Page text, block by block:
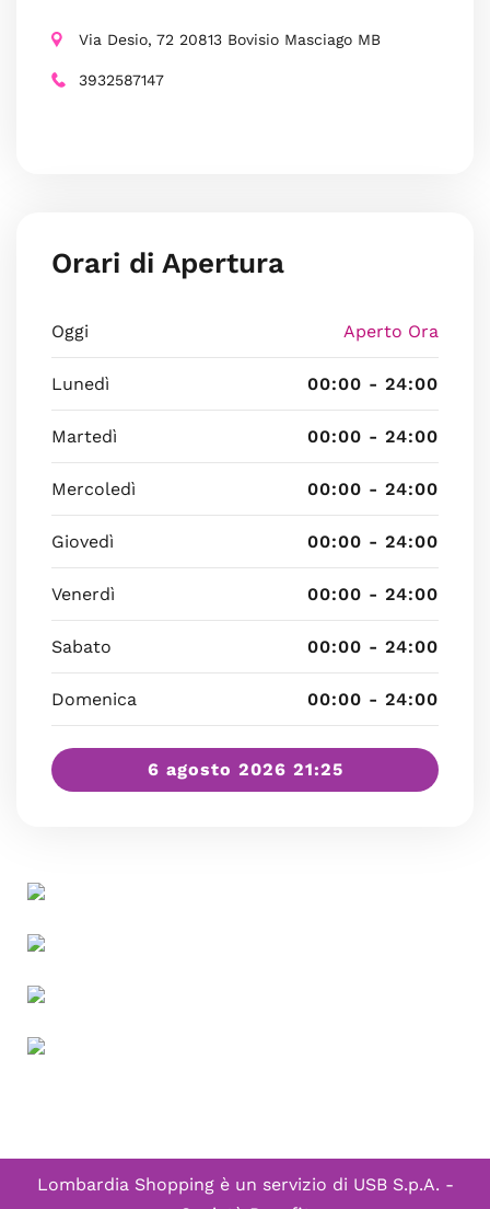
Via Desio, 72 20813 Bovisio Masciago MB
3932587147
Orari di Apertura
Oggi Aperto Ora
Lunedì 00:00 - 24:00
Martedì 00:00 - 24:00
Mercoledì 00:00 - 24:00
Giovedì 00:00 - 24:00
Venerdì 00:00 - 24:00
Sabato 00:00 - 24:00
Domenica 00:00 - 24:00
6 agosto 2026 21:25
Lombardia Shopping è un servizio di USB S.p.A. -